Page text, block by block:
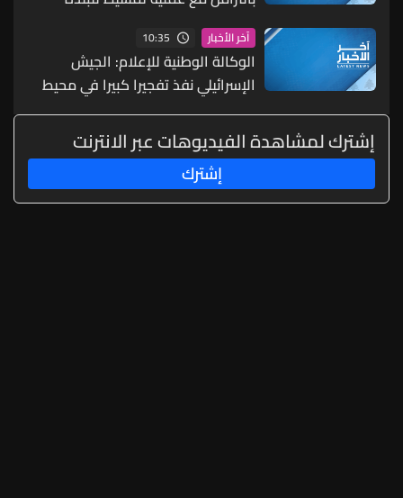
آخر الأخبار 10:35
الوكالة الوطنية للإعلام: الجيش
الإسرائيلي نفذ تفجيرا كبيرا في محيط
مسجد الساحة في زوطر الشرقية
إشترك لمشاهدة الفيديوهات عبر الانترنت
إشترك